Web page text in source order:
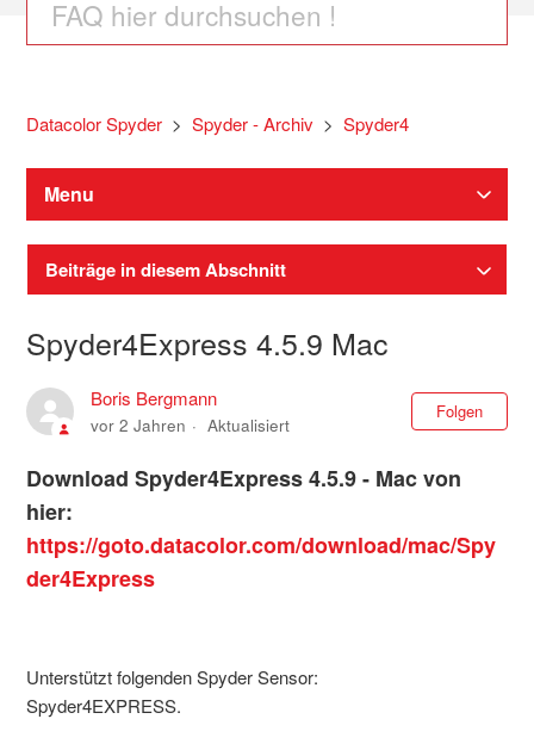
Datacolor Spyder Spyder - Archiv Spyder4
Menu
Beiträge in diesem Abschnitt
Spyder4Express 4.5.9 Mac
Boris Bergmann
vor 2 Jahren Aktualisiert
Folgen
DownloadSpyder4Express 4.5.9 - Macvon
hier:
https://goto.datacolor.com/download/mac/Spy
der4Express
Unterstützt folgenden Spyder Sensor:
Spyder4EXPRESS.